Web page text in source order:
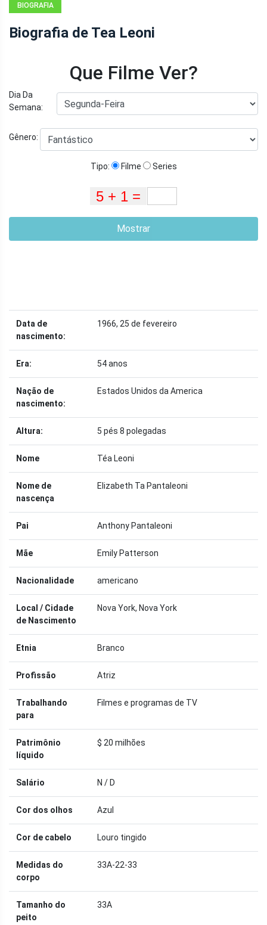
BIOGRAFIA
Biografia de Tea Leoni
Que Filme Ver?
Dia Da
Semana:
Gênero:
Tipo: Filme Series
Mostrar
Data de
nascimento:
1966, 25 de fevereiro
Era: 54 anos
Nação de
nascimento:
Estados Unidos da America
Altura: 5 pés 8 polegadas
Nome Téa Leoni
Nome de
nascença
Elizabeth Ta Pantaleoni
Pai Anthony Pantaleoni
Mãe Emily Patterson
Nacionalidade americano
Local / Cidade
de Nascimento
Nova York, Nova York
Etnia Branco
Profissão Atriz
Trabalhando
para
Filmes e programas de TV
Patrimônio
líquido
$ 20 milhões
Salário N / D
Cor dos olhos Azul
Cor de cabelo Louro tingido
Medidas do
corpo
33A-22-33
Tamanho do
peito
33A